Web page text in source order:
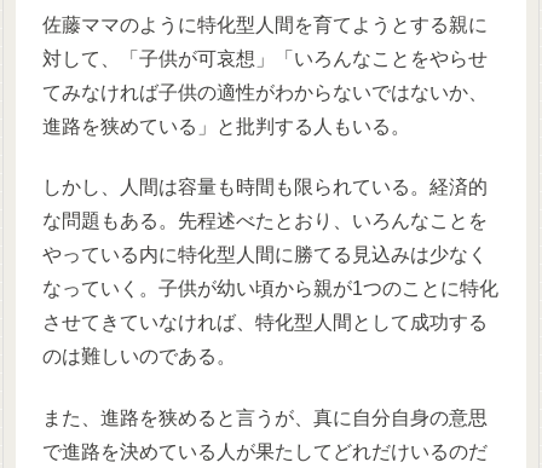
佐藤ママのように特化型人間を育てようとする親に
対して、「子供が可哀想」「いろんなことをやらせ
てみなければ子供の適性がわからないではないか、
進路を狭めている」と批判する人もいる。
しかし、人間は容量も時間も限られている。経済的
な問題もある。先程述べたとおり、いろんなことを
やっている内に特化型人間に勝てる見込みは少なく
なっていく。子供が幼い頃から親が1つのことに特化
させてきていなければ、特化型人間として成功する
のは難しいのである。
また、進路を狭めると言うが、真に自分自身の意思
で進路を決めている人が果たしてどれだけいるのだ